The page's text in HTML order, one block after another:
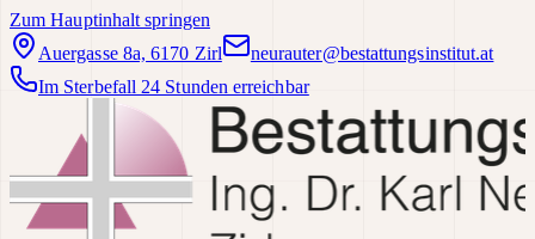
Zum Hauptinhalt springen
Auergasse 8a, 6170 Zirl
neurauter@bestattungsinstitut.at
Im Sterbefall 24 Stunden erreichbar